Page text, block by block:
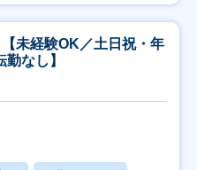
未経験OK／土日祝・年
なし】